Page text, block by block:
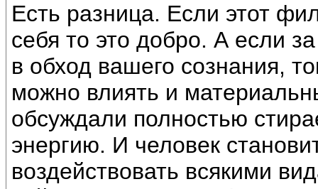
Есть разница. Если этот
себя то это добро. А если
в обход вашего сознания,
можно влиять и
обсуждали полностью
энергию. И человек
воздействовать всякими